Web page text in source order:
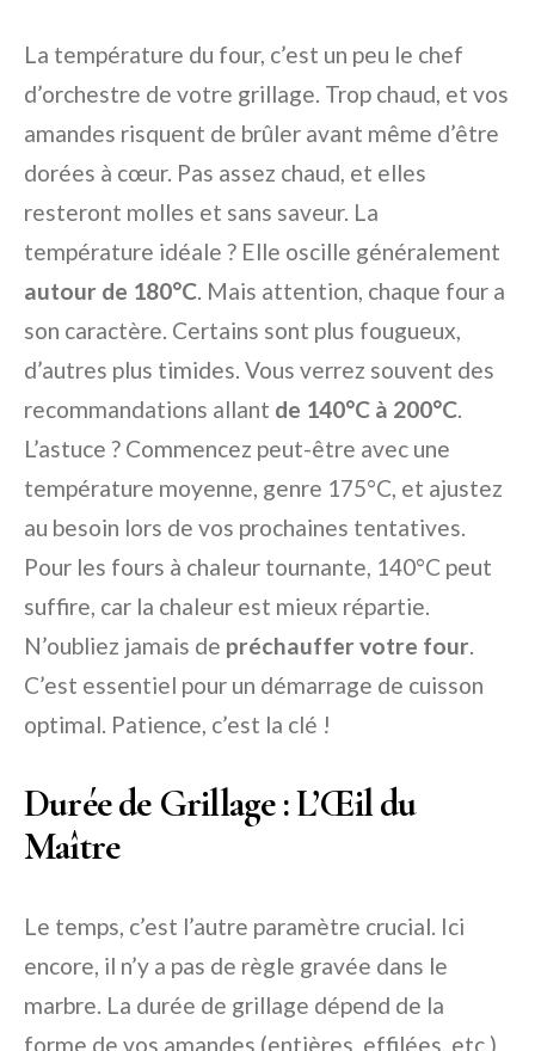
La température du four, c’est un peu le chef
d’orchestre de votre grillage. Trop chaud, et vos
amandes risquent de brûler avant même d’être
dorées à cœur. Pas assez chaud, et elles
resteront molles et sans saveur. La
température idéale ? Elle oscille généralement
autour de 180°C. Mais attention, chaque four a
son caractère. Certains sont plus fougueux,
d’autres plus timides. Vous verrez souvent des
recommandations allant de 140°C à 200°C.
L’astuce ? Commencez peut-être avec une
température moyenne, genre 175°C, et ajustez
au besoin lors de vos prochaines tentatives.
Pour les fours à chaleur tournante, 140°C peut
suffire, car la chaleur est mieux répartie.
N’oubliez jamais de préchauffer votre four.
C’est essentiel pour un démarrage de cuisson
optimal. Patience, c’est la clé !
Durée de Grillage : L’Œil du
Maître
Le temps, c’est l’autre paramètre crucial. Ici
encore, il n’y a pas de règle gravée dans le
marbre. La durée de grillage dépend de la
forme de vos amandes (entières, effilées, etc.)